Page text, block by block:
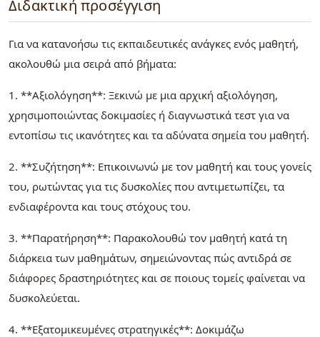
Διδακτική προσέγγιση
Για να κατανοήσω τις εκπαιδευτικές ανάγκες ενός μαθητή,
ακολουθώ μια σειρά από βήματα:
1. **Αξιολόγηση**: Ξεκινώ με μια αρχική αξιολόγηση,
χρησιμοποιώντας δοκιμασίες ή διαγνωστικά τεστ για να
εντοπίσω τις ικανότητες και τα αδύνατα σημεία του μαθητή.
2. **Συζήτηση**: Επικοινωνώ με τον μαθητή και τους γονείς
του, ρωτώντας για τις δυσκολίες που αντιμετωπίζει, τα
ενδιαφέροντα και τους στόχους του.
3. **Παρατήρηση**: Παρακολουθώ τον μαθητή κατά τη
διάρκεια των μαθημάτων, σημειώνοντας πώς αντιδρά σε
διάφορες δραστηριότητες και σε ποιους τομείς φαίνεται να
δυσκολεύεται.
4. **Εξατομικευμένες στρατηγικές**: Δοκιμάζω